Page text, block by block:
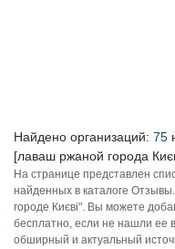
Найдено организаций: 75
[лаваш ржаной города
На странице представлен
найденных в каталоге
городе Києві". Вы можете
бесплатно, если не нашли ее
обширный и актуальный